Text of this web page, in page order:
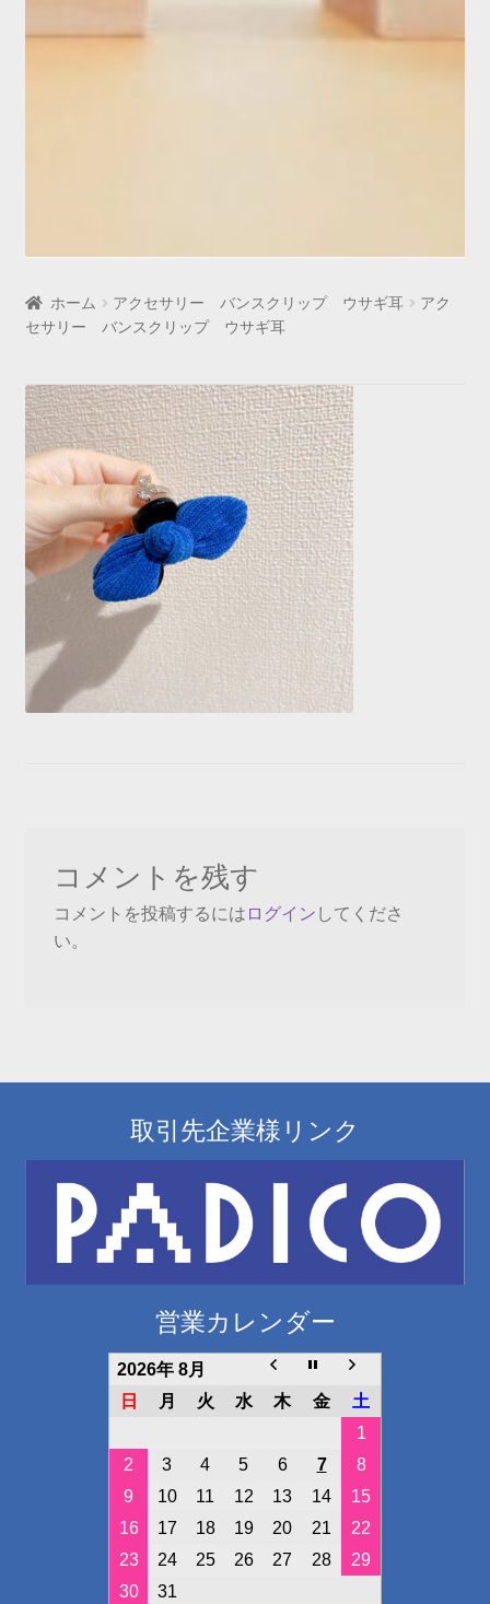
ホーム アクセサリー バンスクリップ ウサギ耳
アク
セサリー バンスクリップ ウサギ耳
コメントを残す
コメントを投稿するには ログイン してくださ
い。
取引先企業様リンク
営業カレンダー
2026年 8月
日
月 火 水 木 金
土
1
2
3 4 5 6 7
8
9
10 11 12 13 14
15
16
17 18 19 20 21
22
23
24 25 26 27 28
29
30
31